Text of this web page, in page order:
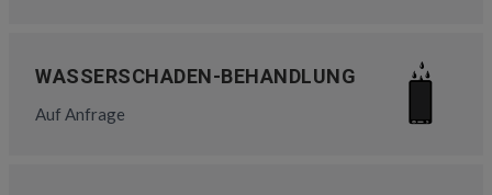
WASSERSCHADEN-BEHANDLUNG
Auf Anfrage